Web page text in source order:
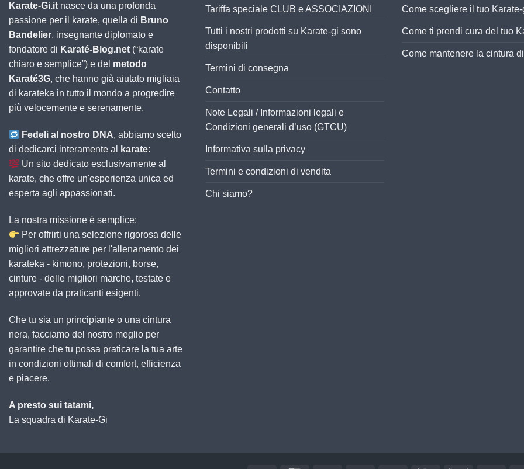
Karate-Gi.it nasce da una profonda
passione per il karate, quella di Bruno
Bandelier, insegnante diplomato e
fondatore di Karaté-Blog.net (“karate
chiaro e semplice”) e del metodo
Karaté3G, che hanno già aiutato migliaia
di karateka in tutto il mondo a progredire
più velocemente e serenamente.
Fedeli al nostro DNA, abbiamo scelto
di dedicarci interamente al
karate:
Un sito dedicato esclusivamente al
karate, che offre un'esperienza unica ed
esperta agli appassionati.
La nostra missione è semplice:
Per offrirti una selezione rigorosa delle
migliori attrezzature per l'allenamento dei
karateka - kimono, protezioni, borse,
cinture - delle migliori marche, testate e
approvate da praticanti esigenti.
Che tu sia un principiante o una cintura
nera, facciamo del nostro meglio per
garantire che tu possa praticare la tua arte
in condizioni ottimali di comfort, efficienza
e piacere.
A presto sui tatami,
La squadra di Karate-Gi
Tariffa speciale CLUB e ASSOCIAZIONI
Tutti i nostri prodotti su Karate-gi sono
disponibili
Termini di consegna
Contatto
Note Legali / Informazioni legali e
Condizioni generali d’uso (GTCU)
Informativa sulla privacy
Termini e condizioni di vendita
Chi siamo?
Come scegliere il tuo Karate-
Come ti prendi cura del tuo
Come mantenere la cintura